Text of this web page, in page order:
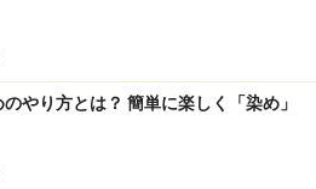
やり方とは？ 簡単に楽しく「染め」